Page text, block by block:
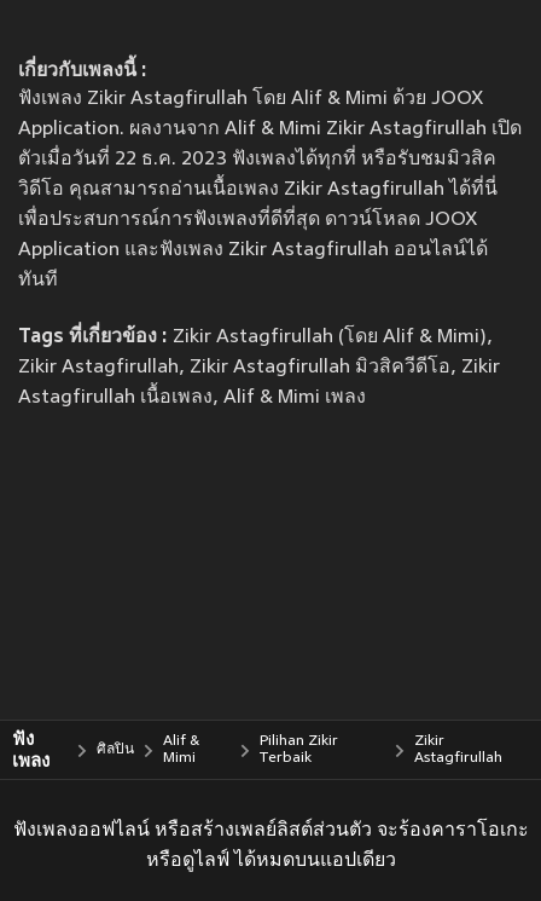
เกี่ยวกับเพลงนี้ :
ฟังเพลง Zikir Astagfirullah โดย Alif & Mimi ด้วย JOOX
Application. ผลงานจาก Alif & Mimi Zikir Astagfirullah เปิด
ตัวเมื่อวันที่ 22 ธ.ค. 2023 ฟังเพลงได้ทุกที่ หรือรับชมมิวสิค
วิดีโอ คุณสามารถอ่านเนื้อเพลง Zikir Astagfirullah ได้ที่นี่
เพื่อประสบการณ์การฟังเพลงที่ดีที่สุด ดาวน์โหลด JOOX
Application และฟังเพลง Zikir Astagfirullah ออนไลน์ได้
ทันที
Tags ที่เกี่ยวข้อง : Zikir Astagfirullah (โดย Alif & Mimi),
Zikir Astagfirullah, Zikir Astagfirullah มิวสิควีดีโอ, Zikir
Astagfirullah เนื้อเพลง, Alif & Mimi เพลง
ฟัง
เพลง
ศิลปิน
Alif &
Mimi
Pilihan Zikir
Terbaik
Zikir
Astagfirullah
ฟังเพลงออฟไลน์ หรือสร้างเพลย์ลิสต์ส่วนตัว จะร้องคาราโอเกะ
หรือดูไลฟ์ ได้หมดบนแอปเดียว